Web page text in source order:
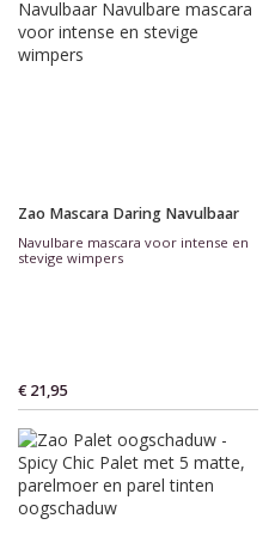
Zao Mascara Daring Navulbaar
Navulbare mascara voor intense en
stevige wimpers
€ 21,95